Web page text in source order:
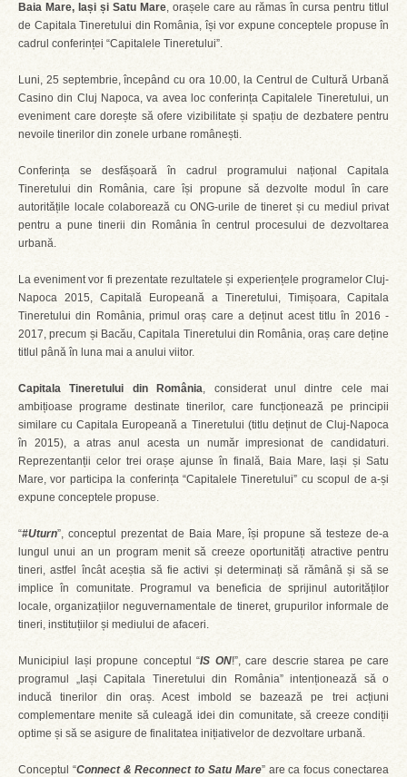
Baia Mare, Iași și Satu Mare, orașele care au rămas în cursa pentru titlul
de Capitala Tineretului din România, își vor expune conceptele propuse în
cadrul conferinței “Capitalele Tineretului”.
Luni, 25 septembrie, începând cu ora 10.00, la Centrul de Cultură Urbană
Casino din Cluj Napoca, va avea loc conferința Capitalele Tineretului, un
eveniment care dorește să ofere vizibilitate și spațiu de dezbatere pentru
nevoile tinerilor din zonele urbane românești.
Conferința se desfășoară în cadrul programului național Capitala
Tineretului din România, care își propune să dezvolte modul în care
autoritățile locale colaborează cu ONG-urile de tineret și cu mediul privat
pentru a pune tinerii din România în centrul procesului de dezvoltarea
urbană.
La eveniment vor fi prezentate rezultatele și experiențele programelor Cluj-
Napoca 2015, Capitală Europeană a Tineretului, Timișoara, Capitala
Tineretului din România, primul oraș care a deținut acest titlu în 2016 -
2017, precum și Bacău, Capitala Tineretului din România, oraș care deține
titlul până în luna mai a anului viitor.
Capitala Tineretului din România, considerat unul dintre cele mai
ambițioase programe destinate tinerilor, care funcționează pe principii
similare cu Capitala Europeană a Tineretului (titlu deținut de Cluj-Napoca
în 2015), a atras anul acesta un număr impresionat de candidaturi.
Reprezentanții celor trei orașe ajunse în finală, Baia Mare, Iași și Satu
Mare, vor participa la conferința “Capitalele Tineretului” cu scopul de a-și
expune conceptele propuse.
“#Uturn”, conceptul prezentat de Baia Mare, își propune să testeze de-a
lungul unui an un program menit să creeze oportunități atractive pentru
tineri, astfel încât aceștia să fie activi și determinați să rămână și să se
implice în comunitate. Programul va beneficia de sprijinul autorităților
locale, organizațiilor neguvernamentale de tineret, grupurilor informale de
tineri, instituțiilor și mediului de afaceri.
Municipiul Iași propune conceptul “IS ON!”, care descrie starea pe care
programul „Iași Capitala Tineretului din România” intenționează să o
inducă tinerilor din oraș. Acest imbold se bazează pe trei acțiuni
complementare menite să culeagă idei din comunitate, să creeze condiții
optime și să se asigure de finalitatea inițiativelor de dezvoltare urbană.
Conceptul “Connect & Reconnect to Satu Mare” are ca focus conectarea